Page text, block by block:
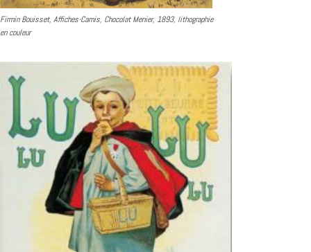
Firmin Bouisset, Affiches-Camis, Chocolat Menier, 1893, lithographie
en couleur